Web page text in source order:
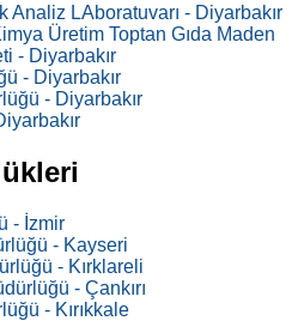
Analiz LAboratuvarı - Diyarbakır
Üretim Toptan Gıda Maden
- Diyarbakır
- Diyarbakır
- Diyarbakır
- İzmir
- Kayseri
- Kırklareli
- Çankırı
- Kırıkkale